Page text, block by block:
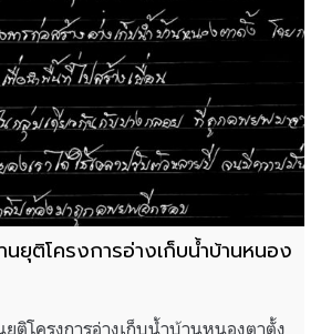
นยุติโครงการอ่างเก็บน้ำบ้านหนอง
ติโครงการอ่างเก็บน้ำบ้านหนองตาตั้ง